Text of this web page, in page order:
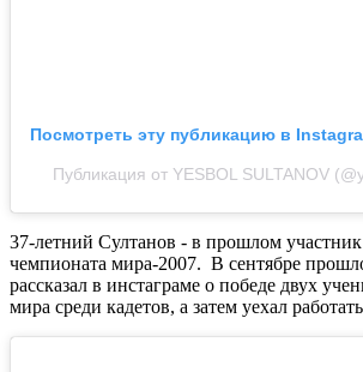
Посмотреть эту публикацию в
Публикация от YESBOL SULTANOV
37-летний Султанов - в прошлом
чемпионата мира-2007. В сентябре
рассказал в инстаграме о победе двух
мира среди кадетов, а затем уехал